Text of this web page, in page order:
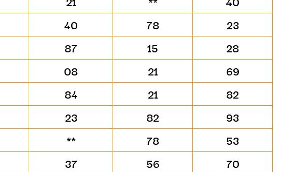
40 78
23
87 15
28
08 21
69
84 21
82
23 82
93
** 78
53
37 56
70